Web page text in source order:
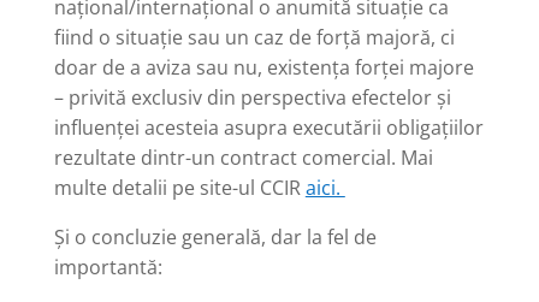
național/internațional o anumită situație ca
fiind o situație sau un caz de forță majoră, ci
doar de a aviza sau nu, existența forței majore
– privită exclusiv din perspectiva efectelor și
influenței acesteia asupra executării obligațiilor
rezultate dintr-un contract comercial. Mai
multe detalii pe site-ul CCIRaici.
Și o concluzie generală, dar la fel de
importantă: